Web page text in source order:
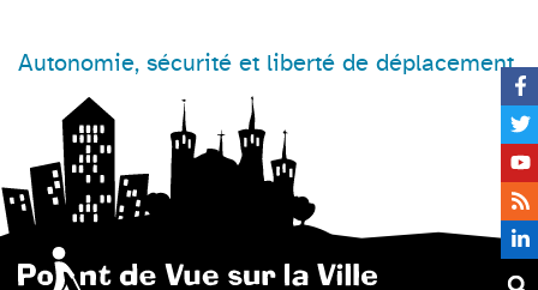
Autonomie, sécurité et liberté de déplacement